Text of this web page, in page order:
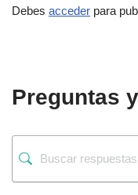
Debes acceder para
Preguntas